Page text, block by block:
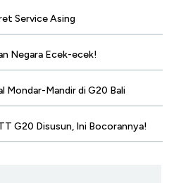
Service Asing
Negara Ecek-ecek!
Mondar-Mandir di G20 Bali
G20 Disusun, Ini Bocorannya!